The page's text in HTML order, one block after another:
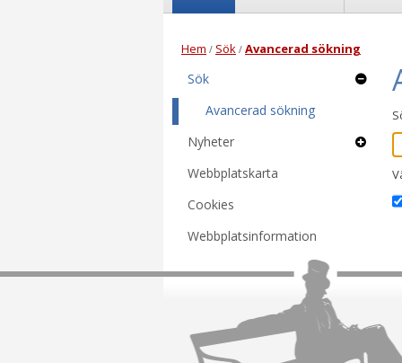
Hem / Sök / Avancerad sökning
Sök
Avancerad sökning
Nyheter
Webbplatskarta
Cookies
Webbplatsinformation